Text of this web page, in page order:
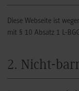
Diese Webseite ist
mit § 10 Absatz 1 L-
2. Nicht-